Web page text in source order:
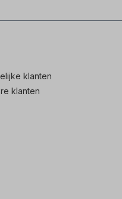
klanten
klanten